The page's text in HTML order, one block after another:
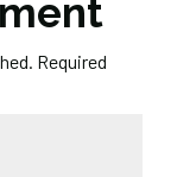
Required